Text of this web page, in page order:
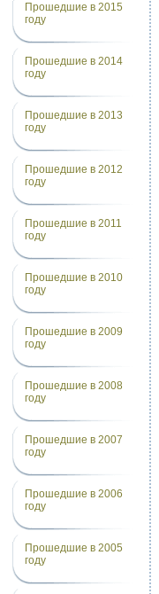
Прошедшие в 2015
году
Прошедшие в 2014
году
Прошедшие в 2013
году
Прошедшие в 2012
году
Прошедшие в 2011
году
Прошедшие в 2010
году
Прошедшие в 2009
году
Прошедшие в 2008
году
Прошедшие в 2007
году
Прошедшие в 2006
году
Прошедшие в 2005
году